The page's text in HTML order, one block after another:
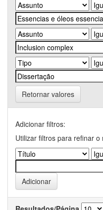
Retornar valores
Adicionar filtros:
Utilizar filtros para refinar